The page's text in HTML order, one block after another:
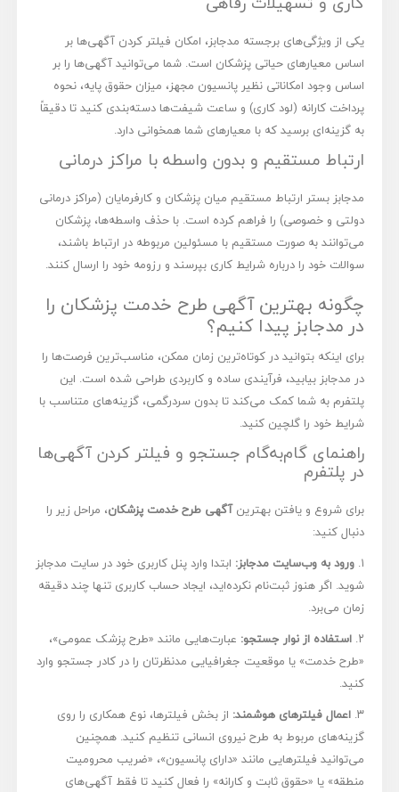
یکی از ویژگی‌های برجسته مدجابز، امکان فیلتر کردن آگهی‌ها بر
اساس معیارهای حیاتی پزشکان است. شما می‌توانید آگهی‌ها را بر
اساس وجود امکاناتی نظیر پانسیون مجهز، میزان حقوق پایه، نحوه
پرداخت کارانه (لود کاری) و ساعت شیفت‌ها دسته‌بندی کنید تا دقیقاً
به گزینه‌ای برسید که با معیارهای شما همخوانی دارد.
ارتباط مستقیم و بدون واسطه با مراکز درمانی
مدجابز بستر ارتباط مستقیم میان پزشکان و کارفرمایان (مراکز درمانی
دولتی و خصوصی) را فراهم کرده است. با حذف واسطه‌ها، پزشکان
می‌توانند به صورت مستقیم با مسئولین مربوطه در ارتباط باشند،
سوالات خود را درباره شرایط کاری بپرسند و رزومه خود را ارسال کنند.
چگونه بهترین آگهی طرح خدمت پزشکان را
در مدجابز پیدا کنیم؟
برای اینکه بتوانید در کوتاه‌ترین زمان ممکن، مناسب‌ترین فرصت‌ها را
در مدجابز بیابید، فرآیندی ساده و کاربردی طراحی شده است. این
پلتفرم به شما کمک می‌کند تا بدون سردرگمی، گزینه‌های متناسب با
شرایط خود را گلچین کنید.
راهنمای گام‌به‌گام جستجو و فیلتر کردن آگهی‌ها
در پلتفرم
برای شروع و یافتن بهترینآگهی طرح خدمت پزشکان، مراحل زیر را
دنبال کنید:
۱. ورود به وب‌سایت مدجابز: ابتدا وارد پنل کاربری خود در سایت مدجابز
شوید. اگر هنوز ثبت‌نام نکرده‌اید، ایجاد حساب کاربری تنها چند دقیقه
زمان می‌برد.
۲. استفاده از نوار جستجو: عبارت‌هایی مانند «طرح پزشک عمومی»،
«طرح خدمت» یا موقعیت جغرافیایی مدنظرتان را در کادر جستجو وارد
کنید.
۳. اعمال فیلترهای هوشمند: از بخش فیلترها، نوع همکاری را روی
گزینه‌های مربوط به طرح نیروی انسانی تنظیم کنید. همچنین
می‌توانید فیلترهایی مانند «دارای پانسیون»، «ضریب محرومیت
منطقه» یا «حقوق ثابت و کارانه» را فعال کنید تا فقط آگهی‌های